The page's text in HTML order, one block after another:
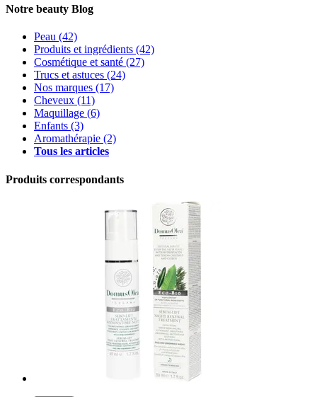
Notre beauty Blog
Peau (42)
Produits et ingrédients (42)
Cosmétique et santé (27)
Trucs et astuces (24)
Nos marques (17)
Cheveux (11)
Maquillage (6)
Enfants (3)
Aromathérapie (2)
Tous les articles
Produits correspondants